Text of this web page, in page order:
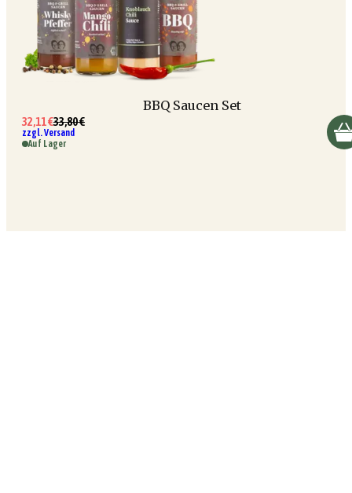
BBQ Saucen Set
32,11 €33,80 €
zzgl. Versand
Auf Lager